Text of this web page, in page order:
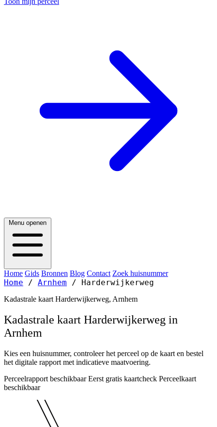
Menu openen
Home Gids Bronnen Blog Contact Zoek huisnummer
Home / Arnhem / Harderwijkerweg
Kadastrale kaart Harderwijkerweg, Arnhem
Kadastrale kaart Harderwijkerweg in
Arnhem
Kies een huisnummer, controleer het perceel op de kaart en bestel
het digitale rapport met indicatieve maatvoering.
Perceelrapport beschikbaar Eerst gratis kaartcheck Perceelkaart
beschikbaar